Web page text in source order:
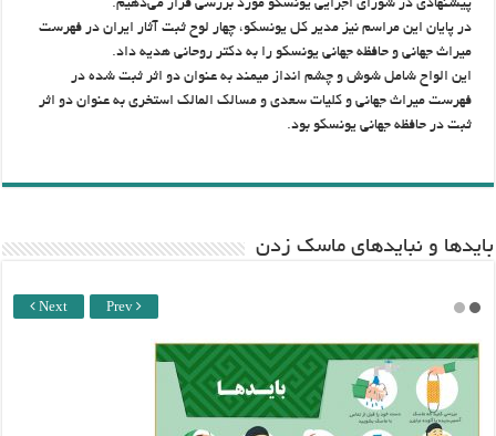
پیشنهادی در شورای اجرایی یونسکو مورد بررسی قرار می‌دهیم.
در پایان این مراسم نیز مدیر کل یونسکو، چهار لوح ثبت آثار ایران در فهرست
میراث جهانی و حافظه جهانی یونسکو را به دکتر روحانی هدیه داد.
این الواح شامل شوش و چشم انداز میمند به عنوان دو اثر ثبت شده در
فهرست میراث جهانی و کلیات سعدی و مسالک المالک استخری به عنوان دو اثر
ثبت در حافظه جهانی یونسکو بود.
باید‌ها و نبایدهای ماسک زدن
Next Prev